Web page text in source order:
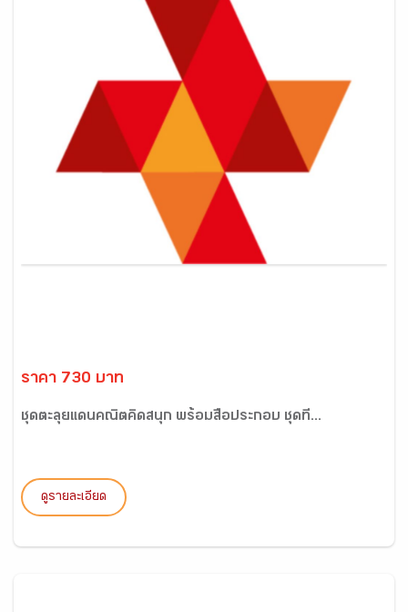
ราคา 730 บาท
ชุดตะลุยแดนคณิตคิดสนุก พร้อมสื่อประกอบ ชุดที่...
ดูรายละเอียด